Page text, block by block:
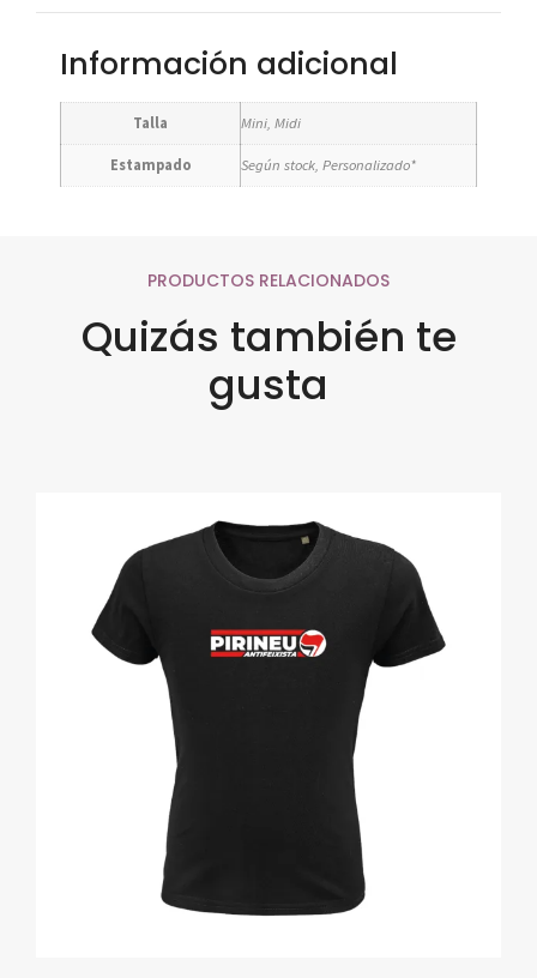
Información adicional
Talla Mini, Midi
Estampado Según stock, Personalizado*
PRODUCTOS RELACIONADOS
Quizás también te
gusta